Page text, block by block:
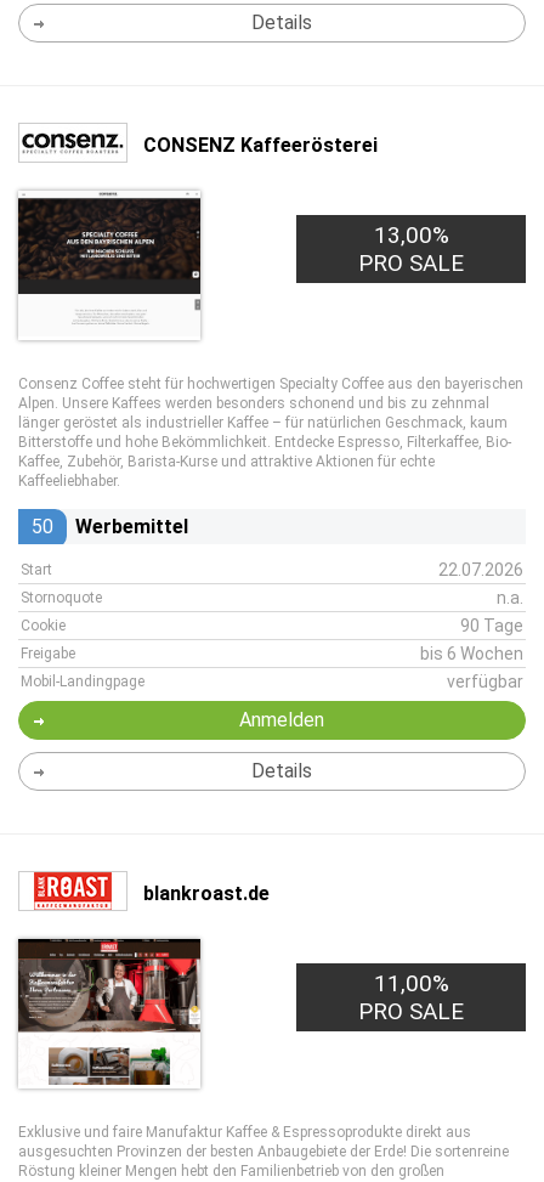
Details
CONSENZ Kaffeerösterei
13,00%
PRO SALE
Consenz Coffee steht für hochwertigen Specialty Coffee aus den bayerischen
Alpen. Unsere Kaffees werden besonders schonend und bis zu zehnmal
länger geröstet als industrieller Kaffee – für natürlichen Geschmack, kaum
Bitterstoffe und hohe Bekömmlichkeit. Entdecke Espresso, Filterkaffee, Bio-
Kaffee, Zubehör, Barista-Kurse und attraktive Aktionen für echte
Kaffeeliebhaber.
50 Werbemittel
Start 22.07.2026
Stornoquote n.a.
Cookie 90 Tage
Freigabe bis 6 Wochen
Mobil-Landingpage verfügbar
Anmelden
Details
blankroast.de
11,00%
PRO SALE
Exklusive und faire Manufaktur Kaffee & Espressoprodukte direkt aus
ausgesuchten Provinzen der besten Anbaugebiete der Erde! Die sortenreine
Röstung kleiner Mengen hebt den Familienbetrieb von den großen